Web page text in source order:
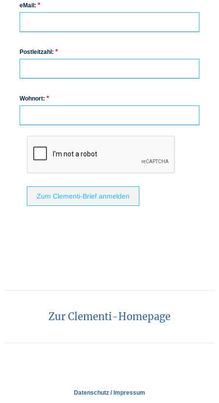
eMail: *
Postleitzahl: *
Wohnort: *
Zum Clementi-Brief anmelden
Zur Clementi-Homepage
Datenschutz / Impressum